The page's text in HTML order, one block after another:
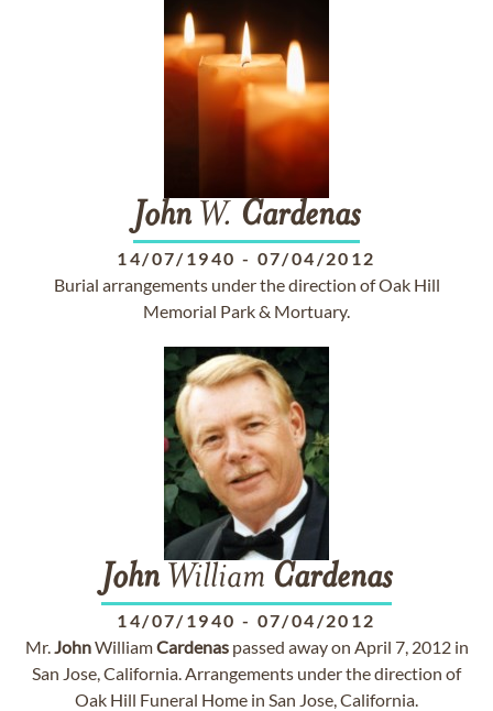
John W. Cardenas
14/07/1940 - 07/04/2012
Burial arrangements under the direction of Oak Hill
Memorial Park & Mortuary.
John William Cardenas
14/07/1940 - 07/04/2012
Mr.JohnWilliamCardenaspassed away on April 7, 2012 in
San Jose, California. Arrangements under the direction of
Oak Hill Funeral Home in San Jose, California.